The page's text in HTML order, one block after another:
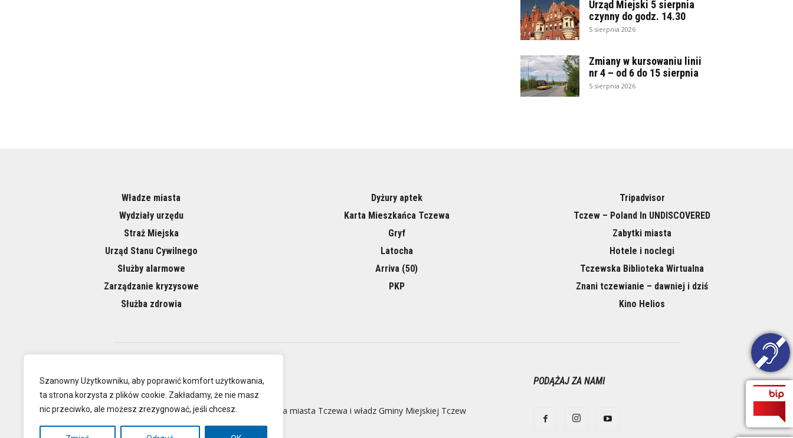
Szanowny Użytkowniku, aby poprawić komfort użytkowania,
ta strona korzysta z plików cookie. Zakładamy, że nie masz
nic przeciwko, ale możesz zrezygnować, jeśli chcesz.
Urząd Miejski 5 sierpnia
czynny do godz. 14.30
5 sierpnia 2026
Zmiany w kursowaniu linii
nr 4 – od 6 do 15 sierpnia
5 sierpnia 2026
Władze miasta
Wydziały urzędu
Straż Miejska
Urząd Stanu Cywilnego
Służby alarmowe
Zarządzanie kryzysowe
Służba zdrowia
Dyżury aptek
Karta Mieszkańca Tczewa
Gryf
Latocha
Arriva (50)
PKP
Tripadvisor
Tczew – Poland In UNDISCOVERED
Zabytki miasta
Hotele i noclegi
Tczewska Biblioteka Wirtualna
Znani tczewianie – dawniej i dziś
Kino Helios
O NAS
Oficjalna strona miasta Tczewa i władz Gminy Miejskiej Tczew
PODĄŻAJ ZA NAMI